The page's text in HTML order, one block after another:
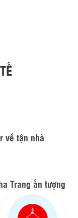
về tận nhà
Trang ấn tượng